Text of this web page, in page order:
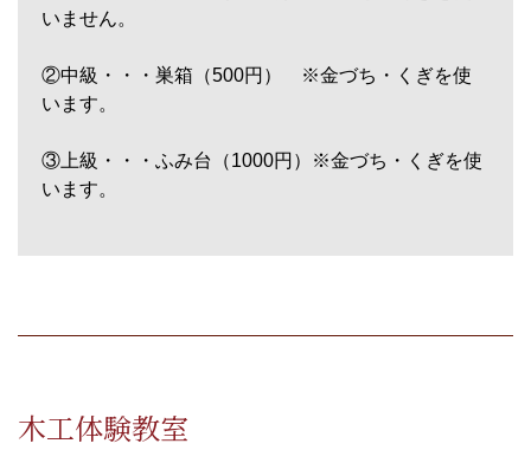
いません。
②中級・・・巣箱（500円） ※金づち・くぎを使
います。
③上級・・・ふみ台（1000円）※金づち・くぎを使
います。
木工体験教室